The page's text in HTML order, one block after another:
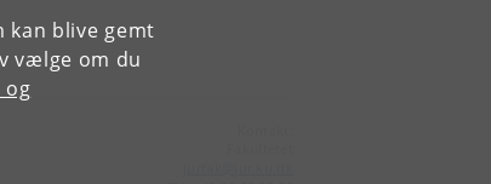
kan blive gemt
vælge om du
og